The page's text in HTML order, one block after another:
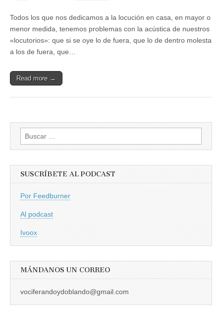
Todos los que nos dedicamos a la locución en casa, en mayor o
menor medida, tenemos problemas con la acústica de nuestros
«locutorios»: que si se oye lo de fuera, que lo de dentro molesta
a los de fuera, que…
Read more →
Buscar:
SUSCRÍBETE AL PODCAST
Por Feedburner
Al podcast
Ivoox
MÁNDANOS UN CORREO
vociferandoydoblando@gmail.com